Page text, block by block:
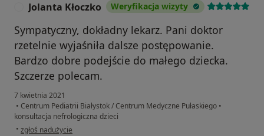
Jolanta Kłoczko Weryfikacja wizyty
Sympatyczny, dokładny lekarz. Pani doktor
rzetelnie wyjaśniła dalsze postępowanie.
Bardzo dobre podejście do małego dziecka.
Szczerze polecam.
7 kwietnia 2021
• Centrum Pediatrii Białystok / Centrum Medyczne Pułaskiego •
konsultacja nefrologiczna dzieci
• w opinii użytkownika Jolanta Kłoczko
zgłoś nadużycie